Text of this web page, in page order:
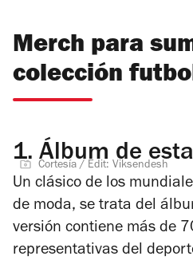
Merch para
colección
1. Álbum de
Cortesía / Edit: Viksendesh
Un clásico de los
de moda, se trata del
versión contiene más de
representativas del